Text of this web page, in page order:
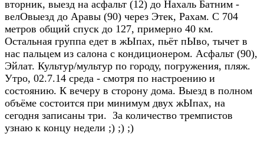
вторник, выезд на асфальт (12) до Нахаль Батним -
велОвыезд до Аравы (90) через Этек, Рахам. С 704
метров общий спуск до 127, примерно 40 км.
Остальная группа едет в жЫпах, пьёт пЫво, тычет в
нас пальцем из салона с кондиционером. Асфальт (90),
Эйлат. Культур/мультур по городу, погружения, пляж.
Утро, 02.7.14 среда - смотря по настроению и
состоянию. К вечеру в сторону дома. Выезд в полном
объёме состоится при минимум двух жЫпах, на
сегодня записаны три. За количество тремпистов
узнаю к концу недели ;) ;) ;)